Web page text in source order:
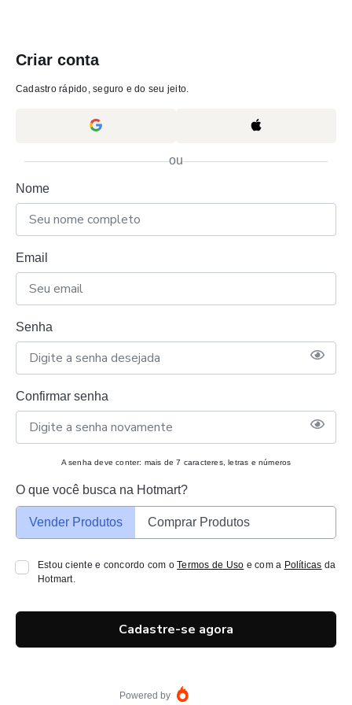
Criar conta
Cadastro rápido, seguro e do seu jeito.
ou
Nome
Email
Senha
Confirmar senha
A senha deve conter: mais de 7 caracteres, letras e números
O que você busca na Hotmart?
Vender Produtos Comprar Produtos
Estou ciente e concordo com oTermos de Uso e com a Políticas da
Hotmart.
Cadastre-se agora
Powered by